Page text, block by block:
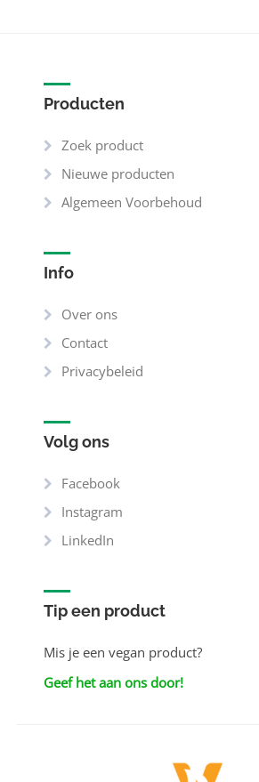
Producten
Zoek product
Nieuwe producten
Algemeen Voorbehoud
Info
Over ons
Contact
Privacybeleid
Volg ons
Facebook
Instagram
LinkedIn
Tip een product
Mis je een vegan product?
Geef het aan ons door!